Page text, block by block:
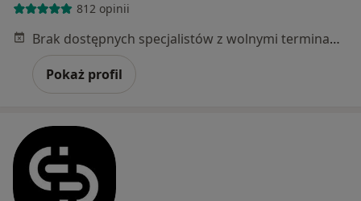
812 opinii
Brak dostępnych specjalistów z wolnymi terminami w tym centrum medycznym.
Pokaż profil